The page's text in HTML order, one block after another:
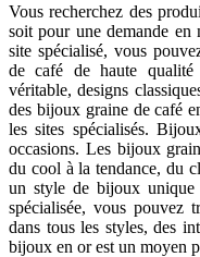
Vous recherchez des
soit pour une demande
site spécialisé, vous
de café de haute
véritable, designs
des bijoux graine de café
les sites spécialisés.
occasions. Les bijoux
du cool à la tendance, du
un style de bijoux unique
spécialisée, vous pouvez
dans tous les styles, des
bijoux en or est un moyen